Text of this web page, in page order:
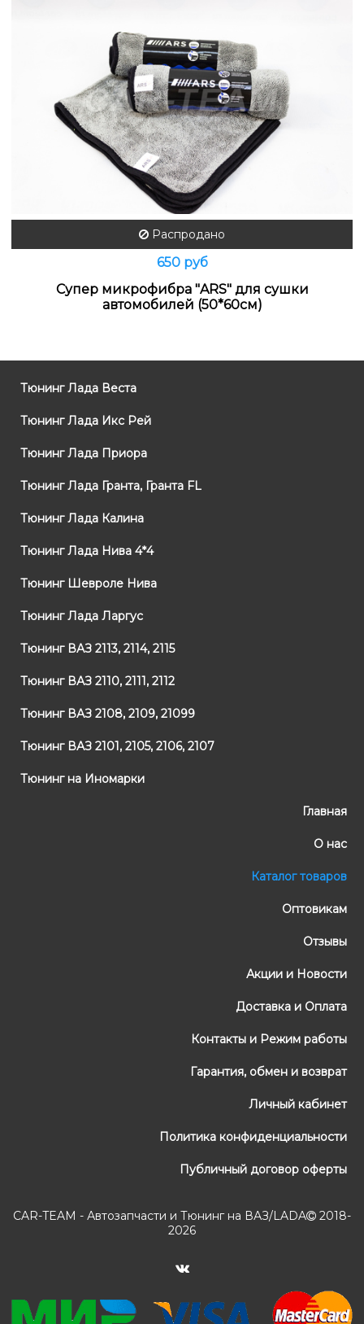
Распродано
650 руб
Супер микрофибра "ARS" для сушки
автомобилей (50*60см)
Тюнинг Лада Веста
Тюнинг Лада Икс Рей
Тюнинг Лада Приора
Тюнинг Лада Гранта, Гранта FL
Тюнинг Лада Калина
Тюнинг Лада Нива 4*4
Тюнинг Шевроле Нива
Тюнинг Лада Ларгус
Тюнинг ВАЗ 2113, 2114, 2115
Тюнинг ВАЗ 2110, 2111, 2112
Тюнинг ВАЗ 2108, 2109, 21099
Тюнинг ВАЗ 2101, 2105, 2106, 2107
Тюнинг на Иномарки
Главная
О нас
Каталог товаров
Оптовикам
Отзывы
Акции и Новости
Доставка и Оплата
Контакты и Режим работы
Гарантия, обмен и возврат
Личный кабинет
Политика конфиденциальности
Публичный договор оферты
CAR-TEAM - Автозапчасти и Тюнинг на ВАЗ/LADA
2018-
2026